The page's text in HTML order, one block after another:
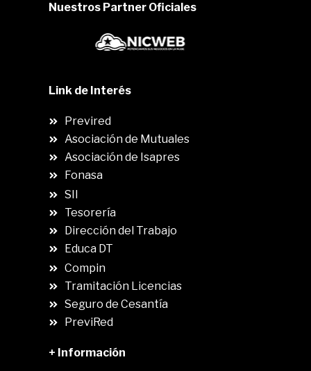
Nuestros Partner Oficiales
Link de Interés
Previred
Asociación de Mutuales
Asociación de Isapres
Fonasa
SII
Tesorería
Dirección del Trabajo
Educa DT
Compin
Tramitación Licencias
Seguro de Cesantía
PreviRed
+ Información